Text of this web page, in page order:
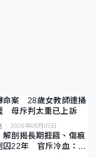
命案 28歲女教師連捅
母斥判太重已上訴
2026年08月05日
解剖揭長期捱餓、傷痕
22年 官斥冷血：同